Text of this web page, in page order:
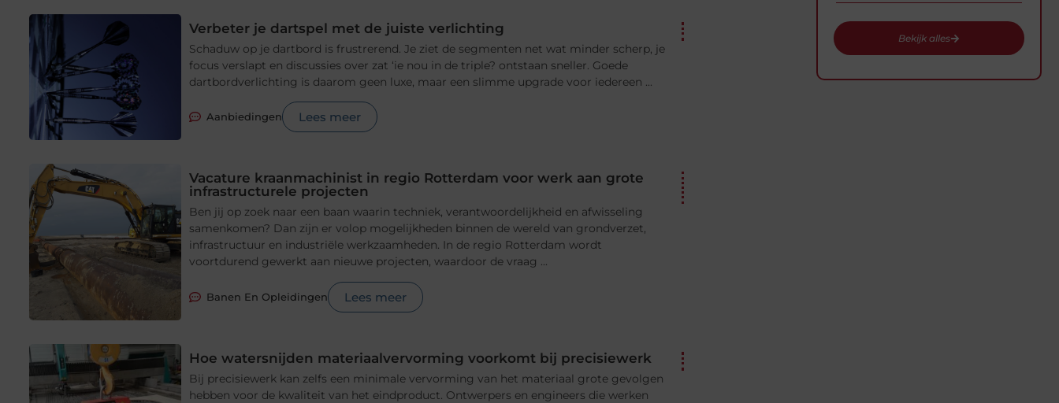
Verbeter je dartspel met de juiste verlichting
Schaduw op je dartbord is frustrerend. Je ziet de segmenten net wat minder scherp, je
focus verslapt en discussies over zat ‘ie nou in de triple? ontstaan sneller. Goede
dartbordverlichting is daarom geen luxe, maar een slimme upgrade voor iedereen ...
Aanbiedingen Lees meer
Vacature kraanmachinist in regio Rotterdam voor werk aan grote
infrastructurele projecten
Ben jij op zoek naar een baan waarin techniek, verantwoordelijkheid en afwisseling
samenkomen? Dan zijn er volop mogelijkheden binnen de wereld van grondverzet,
infrastructuur en industriële werkzaamheden. In de regio Rotterdam wordt
voortdurend gewerkt aan nieuwe projecten, waardoor de vraag ...
Banen En Opleidingen Lees meer
Hoe watersnijden materiaalvervorming voorkomt bij precisiewerk
Bij precisiewerk kan zelfs een minimale vervorming van het materiaal grote gevolgen
hebben voor de kwaliteit van het eindproduct. Ontwerpers en engineers die werken
Bekijk alles